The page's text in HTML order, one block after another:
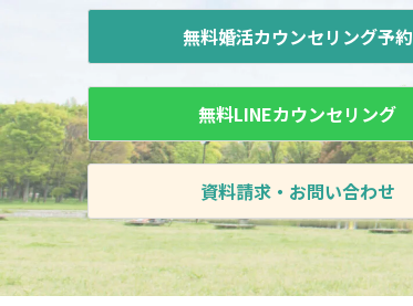
無料婚活カウンセリング予約
無料LINEカウンセリング
資料請求・お問い合わせ